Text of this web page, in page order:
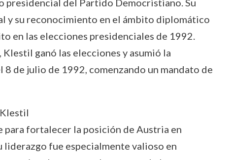
presidencial del Partido Democristiano. Su
y su reconocimiento en el ámbito diplomático
en las elecciones presidenciales de 1992.
Klestil ganó las elecciones y asumió la
de julio de 1992, comenzando un mandato de
para fortalecer la posición de Austria en
liderazgo fue especialmente valioso en